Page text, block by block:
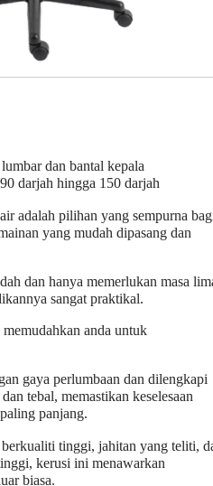
dan bantal kepala
darjah hingga 150 darjah
adalah pilihan yang sempurna
yang mudah dipasang dan
dan hanya memerlukan masa
sangat praktikal.
anda untuk
gaya perlumbaan dan dilengkapi
tebal, memastikan keselesaan
panjang.
tinggi, jahitan yang teliti,
kerusi ini menawarkan
biasa.